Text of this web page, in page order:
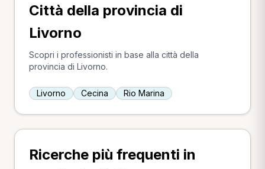
Città della provincia di
Livorno
Scopri i professionisti in base alla città della
provincia di Livorno.
Livorno Cecina Rio Marina
Ricerche più frequenti in